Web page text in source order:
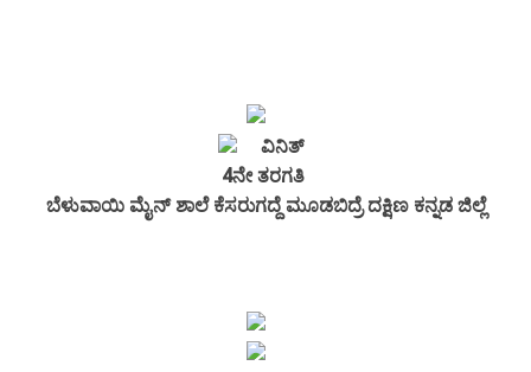
ವಿನಿತ್
4ನೇ ತರಗತಿ
ಬೆಳುವಾಯಿ ಮೈನ್ ಶಾಲೆ ಕೆಸರುಗದ್ದೆ ಮೂಡಬಿದ್ರೆ ದಕ್ಷಿಣ ಕನ್ನಡ ಜಿಲ್ಲೆ